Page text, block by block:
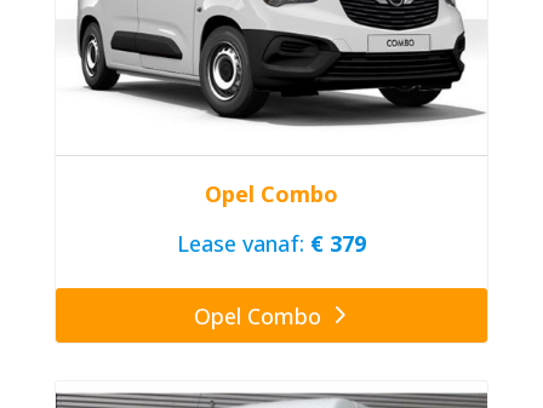
Opel Combo
Lease vanaf: € 379
Opel Combo